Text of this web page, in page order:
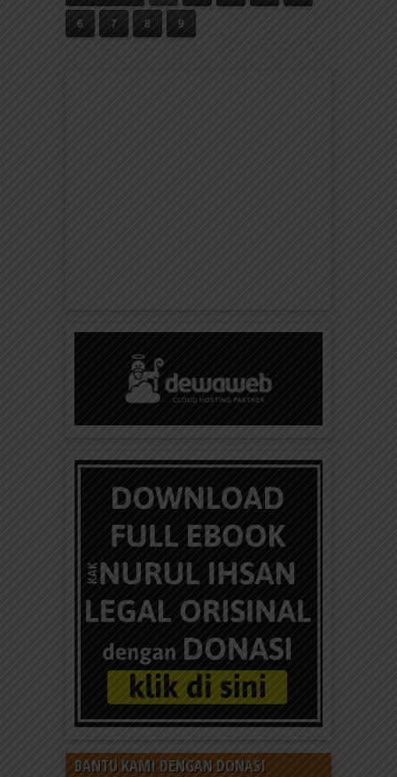
6 7 8 9
BANTU KAMI DENGAN DONASI